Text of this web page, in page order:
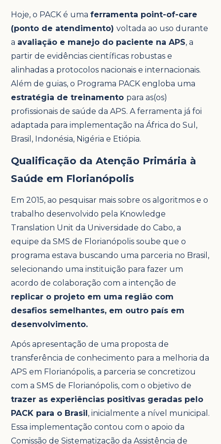
Hoje, o PACK é umaferramenta point-of-care
(ponto de atendimento)voltada ao uso durante
a avaliação e manejo do paciente na APS, a
partir de evidências científicas robustas e
alinhadas a protocolos nacionais e internacionais.
Além de guias, o Programa PACK engloba uma
estratégia de treinamento para as(os)
profissionais de saúde da APS. A ferramenta já foi
adaptada para implementação na África do Sul,
Brasil, Indonésia, Nigéria e Etiópia.
Qualificação da Atenção Primária à
Saúde em Florianópolis
Em 2015, ao pesquisar mais sobre os algoritmos e o
trabalho desenvolvido pela Knowledge
Translation Unit da Universidade do Cabo, a
equipe da SMS de Florianópolis soube que o
programa estava buscando uma parceria no Brasil,
selecionando uma instituição para fazer um
acordo de colaboração com a intenção de
replicar o projeto em uma região com
desafios semelhantes, em outro país em
desenvolvimento.
Após apresentação de uma proposta de
transferência de conhecimento para a melhoria da
APS em Florianópolis, a parceria se concretizou
com a SMS de Florianópolis, com o objetivo de
trazer as experiências positivas geradas pelo
PACK para o Brasil, inicialmente a nível municipal.
Essa implementação contou com o apoio da
Comissão de Sistematização da Assistência de